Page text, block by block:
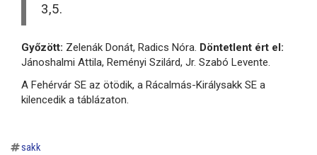
3,5.
Győzött: Zelenák Donát, Radics Nóra. Döntetlent ért el:
Jánoshalmi Attila, Reményi Szilárd, Jr. Szabó Levente.
A Fehérvár SE az ötödik, a Rácalmás-Királysakk SE a
kilencedik a táblázaton.
sakk